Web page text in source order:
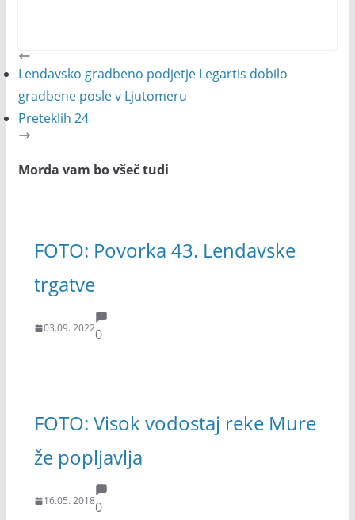
Lendavsko gradbeno podjetje Legartis dobilo
gradbene posle v Ljutomeru
Preteklih 24
Morda vam bo všeč tudi
FOTO: Povorka 43. Lendavske
trgatve
03.09. 20220
FOTO: Visok vodostaj reke Mure
že popljavlja
16.05. 20180